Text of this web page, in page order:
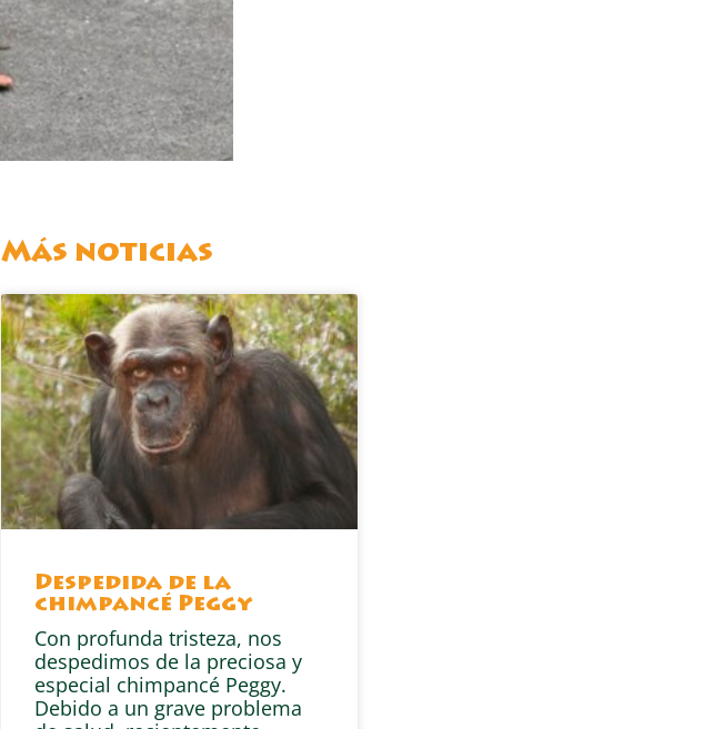
Más noticias
Despedida de la
chimpancé Peggy
Con profunda tristeza, nos
despedimos de la preciosa y
especial chimpancé Peggy.
Debido a un grave problema